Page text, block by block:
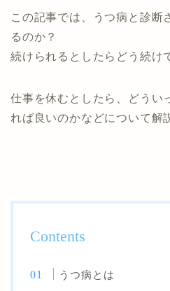
この記事では、うつ病と診断
るのか？
続けられるとしたらどう続け
仕事を休むとしたら、どうい
れば良いのかなどについて解
Contents
うつ病とは